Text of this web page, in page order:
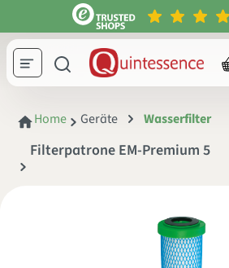
springen
Home Geräte Wasserfilter
Filterpatrone EM-Premium 5